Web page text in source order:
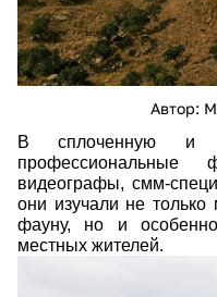
Автор:
В сплоченную и
профессиональные
видеографы, смм-
они изучали не
фауну, но и
местных жителей.